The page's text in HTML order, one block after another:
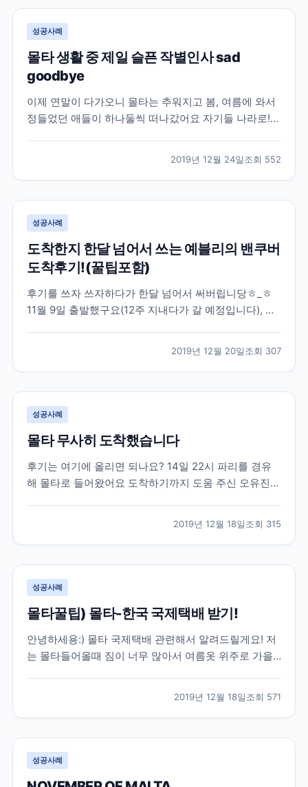
트,...
성공사례
몰타 생활 중 제일 슬픈 작별인사 sad
goodbye
이제 연말이 다가오니 몰타는 추워지고 봄, 여름에 와서
정들었던 애들이 하나둘씩 떠나갔어요 자기들 나라로!
만 막상 이별할 날이 다가오니 너무너무 슬프더라구요!
ㅠㅠ 남미랑 아시아는 너무 멀고 비행기도 직항도 없고
해서...
2019년 12월 24일조회 552
성공사례
도착한지 한달 넘어서 쓰는 예블리의 밴쿠버
도착후기!(꿀팁포함)
후기를 쓰자 쓰자하다가 한달 넘어서 써버립니당ㅎ_ㅎ
11월 9일 출발했구요(12주 지내다가 갈 예정입니다), 부
게가 많이 나가서 일부러 신고 갔는데 ㅋㅋㅋㅋㅋㅋㅋ
*^^* 왠걸 나리타에서 신발 벗으라구.... (팁1 귀찮...
2019년 12월 20일조회 307
성공사례
몰타 무사히 도착했습니다
후기는 여기에 올리면 되나요? 14일 22시 파리를 경유
해 몰타로 들어왔어요 도착하기까지 도움 주신 오유진
하다가 경유지를 파리로 잡았어요. 그런데! 샤를드골 공
항에서 경유하는 것이 아니라 체크아웃해서 오를리...
2019년 12월 18일조회 315
성공사례
몰타꿀팁) 몰타-한국 국제택배 받기!
안녕하세용:) 몰타 국제택배 관련해서 알려드릴게요! 저
는 몰타들어올때 짐이 너무 많아서 여름옷 위주로 가을
배송오는 EMS랑 일반으로 나눠져요!! EMS 국제배송은
정말 비싸요 조그만 상자가 기본 10만원이 넘는다더라...
2019년 12월 18일조회 571
성공사례